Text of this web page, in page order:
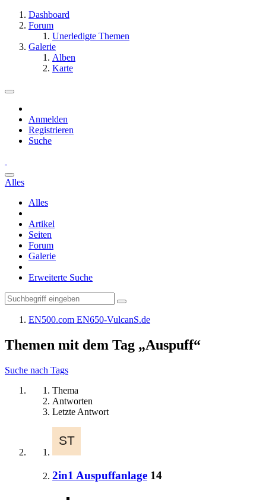
Dashboard
Forum
Unerledigte Themen
Galerie
Alben
Karte
Anmelden
Registrieren
Suche
Alles
Alles
Artikel
Seiten
Forum
Galerie
Erweiterte Suche
EN500.com EN650-VulcanS.de
Themen mit dem Tag „Auspuff“
Suche nach Tags
Thema
Antworten
Letzte Antwort
2in1 Auspuffanlage 14